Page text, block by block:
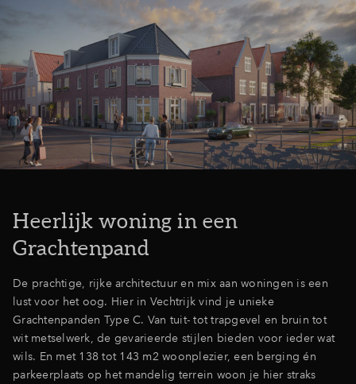
Heerlijk woning in een
Grachtenpand
De prachtige, rijke architectuur en mix aan woningen is een
lust voor het oog. Hier in Vechtrijk vind je unieke
Grachtenpanden Type C. Van tuit- tot trapgevel en bruin tot
wit metselwerk, de gevarieerde stijlen bieden voor ieder wat
wils. En met 138 tot 143 m2 woonplezier, een berging én
parkeerplaats op het mandelig terrein woon je hier straks